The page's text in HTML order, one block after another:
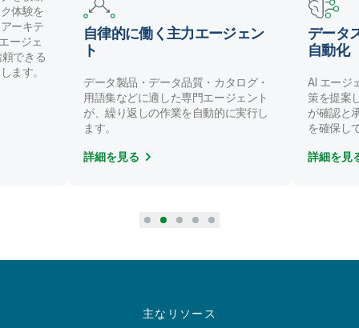
体験を
ーキテ
ージェ
できる
ます。
自律的に働く主力エージェン
ト
データ製品・データ品質・カタログ・
用語集などに適した専門エージェント
が、繰り返しの作業を自動的に実行し
ます。
詳細を見る
データ
自動化
AI エージ
策を提案
が確認と
を確保し
詳細を見
主なリソース